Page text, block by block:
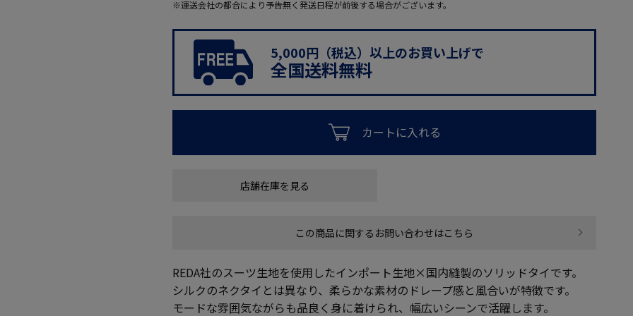
※運送会社の都合により予告無く発送日程が前後する場合がございます。
5,000円（税込）以上のお買い上げで
全国送料無料
カートに入れる
店舗在庫を見る
この商品に関するお問い合わせはこちら
REDA社のスーツ生地を使用したインポート生地×国内縫製のソリッドタイです。
シルクのネクタイとは異なり、柔らかな素材のドレープ感と風合いが特徴です。
モードな雰囲気ながらも品良く身に着けられ、幅広いシーンで活躍します。